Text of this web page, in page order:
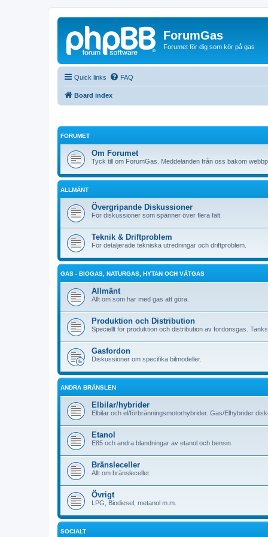
ForumGas
Forumet för dig som kör på gas
Quick links FAQ
Board index
FORUMET
Om Forumet
Tyck till om ForumGas. Meddelanden från oss bakom
ALLMÄNT
Övergripande Diskussioner
För diskussioner som spänner över flera fält.
Teknik & Driftproblem
För detaljerade tekniska utredningar och driftproblem.
GAS - BIOGAS, NATURGAS, HYTAN OCH VÄTGAS
Allmänt
Allt om som har med gas att göra.
Produktion och Distribution
Speciellt för produktion och distribution av fordonsgas.
Gasfordon
Diskussioner om specifika bilmodeller.
ANDRA BRÄNSLEN
Elbilar/hybrider
Elbilar och el/förbränningsmotorhybrider. Gas/Elhybrider
Etanol
E85 och andra blandningar av etanol och bensin.
Bränsleceller
Allt om bränsleceller.
Övrigt
LPG, Biodiesel, metanol m.m.
SOCIALT